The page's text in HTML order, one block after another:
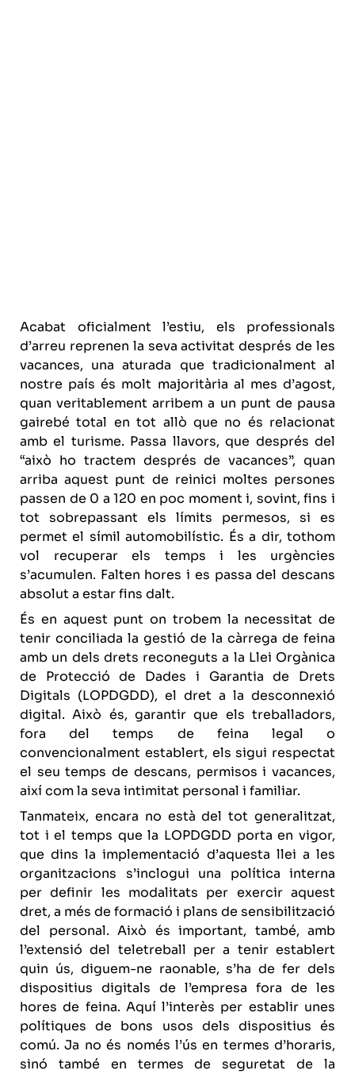
Acabat oficialment l’estiu, els professionals
d’arreu reprenen la seva activitat després de les
vacances, una aturada que tradicionalment al
nostre país és molt majoritària al mes d’agost,
quan veritablement arribem a un punt de pausa
gairebé total en tot allò que no és relacionat
amb el turisme. Passa llavors, que després del
“això ho tractem després de vacances”, quan
arriba aquest punt de reinici moltes persones
passen de 0 a 120 en poc moment i, sovint, fins i
tot sobrepassant els límits permesos, si es
permet el símil automobilístic. És a dir, tothom
vol recuperar els temps i les urgències
s’acumulen. Falten hores i es passa del descans
absolut a estar fins dalt.
És en aquest punt on trobem la necessitat de
tenir conciliada la gestió de la càrrega de feina
amb un dels drets reconeguts a la Llei Orgànica
de Protecció de Dades i Garantia de Drets
Digitals (LOPDGDD), el dret a la desconnexió
digital. Això és, garantir que els treballadors,
fora del temps de feina legal o
convencionalment establert, els sigui respectat
el seu temps de descans, permisos i vacances,
així com la seva intimitat personal i familiar.
Tanmateix, encara no està del tot generalitzat,
tot i el temps que la LOPDGDD porta en vigor,
que dins la implementació d’aquesta llei a les
organitzacions s’inclogui una política interna
per definir les modalitats per exercir aquest
dret, a més de formació i plans de sensibilització
del personal. Això és important, també, amb
l’extensió del teletreball per a tenir establert
quin ús, diguem-ne raonable, s’ha de fer dels
dispositius digitals de l’empresa fora de les
hores de feina. Aquí l’interès per establir unes
polítiques de bons usos dels dispositius és
comú. Ja no és només l’ús en termes d’horaris,
sinó també en termes de seguretat de la